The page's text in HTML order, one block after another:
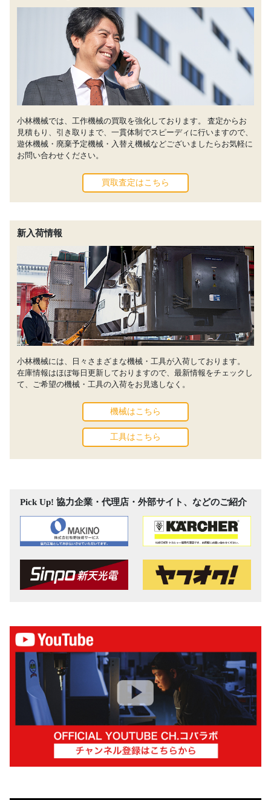
小林機械では、工作機械の買取を強化しております。 査定からお
見積もり、引き取りまで、一貫体制でスピーディに行いますので、
遊休機械・廃棄予定機械・入替え機械などございましたらお気軽に
お問い合わせください。
買取査定はこちら
新入荷情報
小林機械には、日々さまざまな機械・工具が入荷しております。
在庫情報はほぼ毎日更新しておりますので、最新情報をチェックし
て、ご希望の機械・工具の入荷をお見逃しなく。
機械はこちら
工具はこちら
Pick Up! 協力企業・代理店・外部サイト、などのご紹介